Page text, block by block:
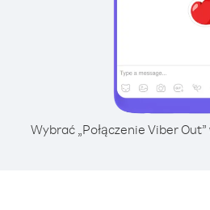
Wybrać „Połączenie Viber